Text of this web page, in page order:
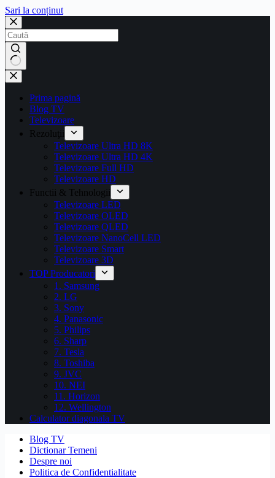
Sari la conținut
Prima pagină
Blog TV
Televizoare
Rezoluţii
Televizoare Ultra HD 8K
Televizoare Ultra HD 4K
Televizoare Full HD
Televizoare HD
Functii & Tehnologii
Televizoare LED
Televizoare OLED
Televizoare QLED
Televizoare NanoCell LED
Televizoare Smart
Televizoare 3D
TOP Producatori
1. Samsung
2. LG
3. Sony
4. Panasonic
5. Philips
6. Sharp
7. Tesla
8. Toshiba
9. JVC
10. NEI
11. Horizon
12. Wellington
Calculator diagonala TV
Blog TV
Dictionar Temeni
Despre noi
Politica de Confidentialitate